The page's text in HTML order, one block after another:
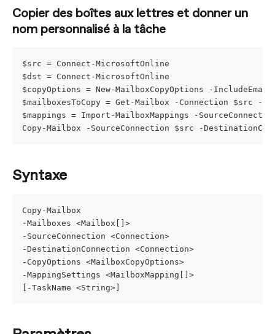
Copier des boîtes aux lettres et donner un
nom personnalisé à la tâche
$src = Connect-MicrosoftOnline
$dst = Connect-MicrosoftOnline
$copyOptions = New-MailboxCopyOptions -
$mailboxesToCopy = Get-Mailbox -Connection
$mappings = Import-MailboxMappings -
Copy-Mailbox -SourceConnection $src -
Syntaxe
Copy-Mailbox
-Mailboxes <Mailbox[]>
-SourceConnection <Connection>
-DestinationConnection <Connection>
-CopyOptions <MailboxCopyOptions>
-MappingSettings <MailboxMapping[]>
[-TaskName <String>]